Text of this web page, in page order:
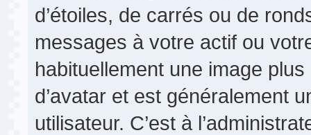
d’étoiles, de carrés ou de
messages à votre actif ou
habituellement une image
d’avatar et est généralement
utilisateur. C’est à